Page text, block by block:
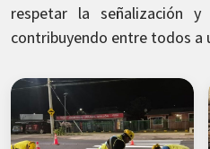
respetar la señalización y
contribuyendo entre todos a